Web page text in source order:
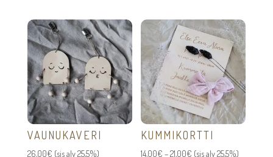
VAUNUKAVERI
26,00€ (sis alv 25,5%)
KUMMIKORTTI
14,00€ –21,00€ Hintaluokka:
(sis alv 25,5%)